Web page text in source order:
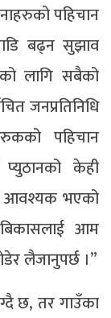
पहिचान
बढ्न सुझाव
लागि सबैको
जनप्रतिनिधि
पहिचान
केही
आवश्यक भएको
आम
लैजानुपर्छ ।”
छ, तर गाउँका